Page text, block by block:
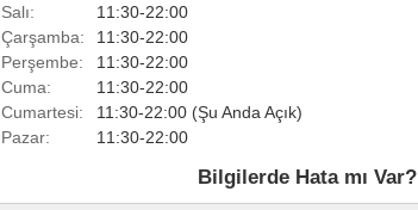
Salı:
11:30-22:00
Çarşamba:
11:30-22:00
Perşembe:
11:30-22:00
Cuma:
11:30-22:00
Cumartesi:
11:30-22:00 (Şu Anda Açık)
Pazar:
11:30-22:00
Bilgilerde Hata mı Var?